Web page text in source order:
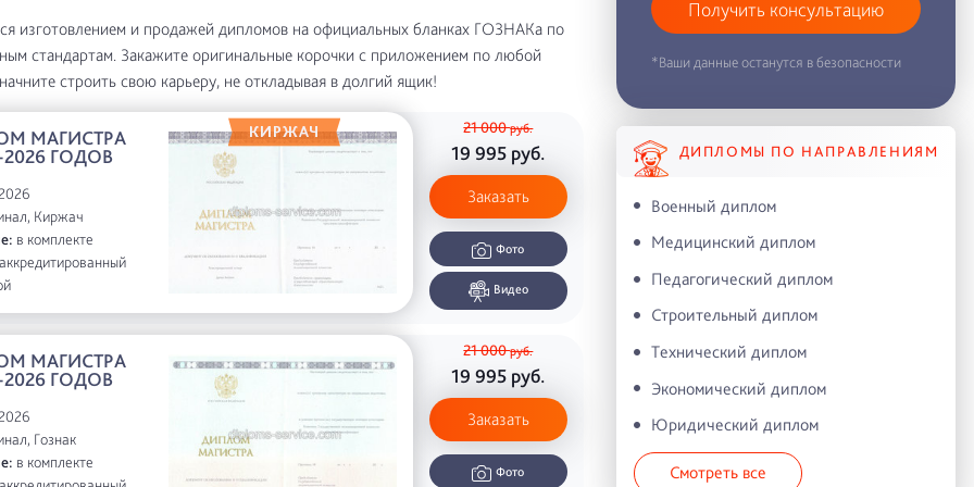
изготовлением и продажей дипломов на официальных бланках ГОЗНАКа по
стандартам. Закажите оригинальные корочки с приложением по любой
строить свою карьеру, не откладывая в долгий ящик!
МАГИСТРА
2026 ГОДОВ
Киржач
в комплекте
21 000руб.
19 995 руб.
Заказать
Фото
Видео
МАГИСТРА
2026 ГОДОВ
Гознак
в комплекте
21 000руб.
19 995 руб.
Заказать
Фото
Получить консультацию
*Ваши данные останутся в безопасности
ДИПЛОМЫ ПО НАПРАВЛЕНИЯМ
Военный диплом
Медицинский диплом
Педагогический диплом
Строительный диплом
Технический диплом
Экономический диплом
Юридический диплом
Смотреть все